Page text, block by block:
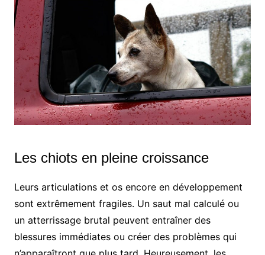
Les chiots en pleine croissance
Leurs articulations et os encore en développement
sont extrêmement fragiles. Un saut mal calculé ou
un atterrissage brutal peuvent entraîner des
blessures immédiates ou créer des problèmes qui